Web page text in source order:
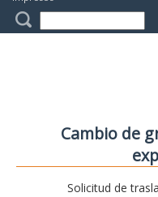
Cambio de
Solicitud de